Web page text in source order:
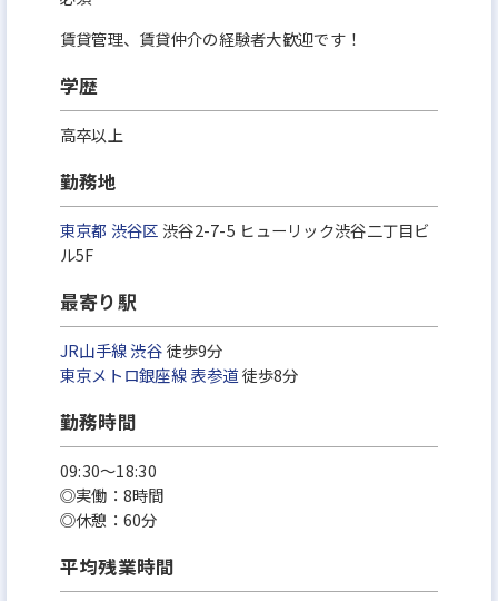
賃貸管理、賃貸仲介の経験者大歓迎です！
学歴
高卒以上
勤務地
東京都 渋谷区渋谷2-7-5 ヒューリック渋谷二丁目ビ
ル5F
最寄り駅
JR山手線渋谷徒歩9分
東京メトロ銀座線表参道徒歩8分
勤務時間
09:30～18:30
◎実働：8時間
◎休憩：60分
平均残業時間